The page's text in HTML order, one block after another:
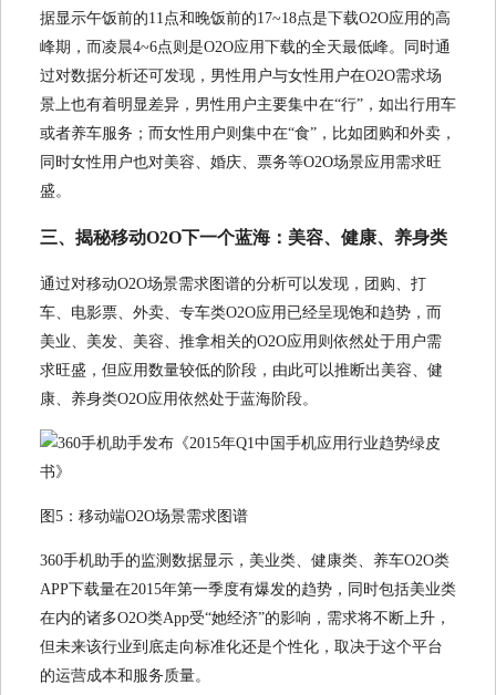
据显示午饭前的11点和晚饭前的17~18点是下载O2O应用的高
峰期，而凌晨4~6点则是O2O应用下载的全天最低峰。同时通
过对数据分析还可发现，男性用户与女性用户在O2O需求场
景上也有着明显差异，男性用户主要集中在“行”，如出行用车
或者养车服务；而女性用户则集中在“食”，比如团购和外卖，
同时女性用户也对美容、婚庆、票务等O2O场景应用需求旺
盛。
三、揭秘移动O2O下一个蓝海：美容、健康、养身类
通过对移动O2O场景需求图谱的分析可以发现，团购、打
车、电影票、外卖、专车类O2O应用已经呈现饱和趋势，而
美业、美发、美容、推拿相关的O2O应用则依然处于用户需
求旺盛，但应用数量较低的阶段，由此可以推断出美容、健
康、养身类O2O应用依然处于蓝海阶段。
图5：移动端O2O场景需求图谱
360手机助手的监测数据显示，美业类、健康类、养车O2O类
APP下载量在2015年第一季度有爆发的趋势，同时包括美业类
在内的诸多O2O类App受“她经济”的影响，需求将不断上升，
但未来该行业到底走向标准化还是个性化，取决于这个平台
的运营成本和服务质量。